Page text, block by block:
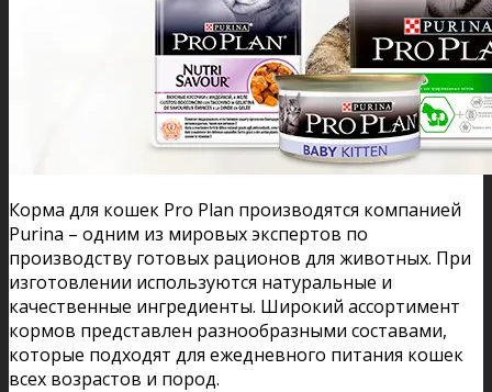
Корма для кошек Pro Plan производятся компанией
Purina – одним из мировых экспертов по
производству готовых рационов для животных. При
изготовлении используются натуральные и
качественные ингредиенты. Широкий ассортимент
кормов представлен разнообразными составами,
которые подходят для ежедневного питания кошек
всех возрастов и пород.